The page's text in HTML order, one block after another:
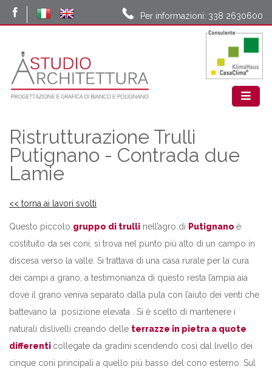
Per informazioni: 338 2630600
Ristrutturazione Trulli
Putignano - Contrada due
Lamie
<< torna ai lavori svolti
Questo piccolo gruppo di trulli nell’agro di Putignano è
costituito da sei coni, si trova nel punto più alto di un campo in
discesa verso la valle. Si trattava di una casa rurale per la cura
dei campi a grano, a testimonianza di questo resta l’ampia aia
dove il grano veniva separato dalla pula con l’aiuto dei venti che
battevano la posizione elevata . Si è scelto di mantenere i
naturali dislivelli creando delle terrazze in pietra a quote
differenti collegate da gradini scendendo così dal livello dei
cinque coni principali a quello più basso del cono esterno. Sul